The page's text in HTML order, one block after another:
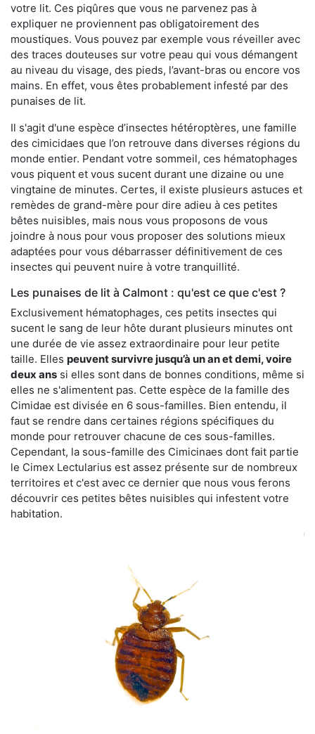
votre lit. Ces piqûres que vous ne parvenez pas à
expliquer ne proviennent pas obligatoirement des
moustiques. Vous pouvez par exemple vous réveiller avec
des traces douteuses sur votre peau qui vous démangent
au niveau du visage, des pieds, l’avant-bras ou encore vos
mains. En effet, vous êtes probablement infesté par des
punaises de lit.
Il s'agit d'une espèce d’insectes hétéroptères, une famille
des cimicidaes que l’on retrouve dans diverses régions du
monde entier. Pendant votre sommeil, ces hématophages
vous piquent et vous sucent durant une dizaine ou une
vingtaine de minutes. Certes, il existe plusieurs astuces et
remèdes de grand-mère pour dire adieu à ces petites
bêtes nuisibles, mais nous vous proposons de vous
joindre à nous pour vous proposer des solutions mieux
adaptées pour vous débarrasser définitivement de ces
insectes qui peuvent nuire à votre tranquillité.
Les punaises de lit à Calmont : qu'est ce que c'est ?
Exclusivement hématophages, ces petits insectes qui
sucent le sang de leur hôte durant plusieurs minutes ont
une durée de vie assez extraordinaire pour leur petite
taille. Elles peuvent survivre jusqu’à un an et demi, voire
deux ans si elles sont dans de bonnes conditions, même si
elles ne s'alimentent pas. Cette espèce de la famille des
Cimidae est divisée en 6 sous-familles. Bien entendu, il
faut se rendre dans certaines régions spécifiques du
monde pour retrouver chacune de ces sous-familles.
Cependant, la sous-famille des Cimicinaes dont fait partie
le Cimex Lectularius est assez présente sur de nombreux
territoires et c'est avec ce dernier que nous vous ferons
découvrir ces petites bêtes nuisibles qui infestent votre
habitation.